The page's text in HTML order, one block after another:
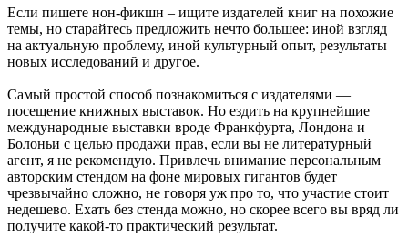
Если пишете нон-фикшн – ищите издателей книг на похожие
темы, но старайтесь предложить нечто большее: иной взгляд
на актуальную проблему, иной культурный опыт, результаты
новых исследований и другое.
Самый простой способ познакомиться с издателями —
посещение книжных выставок. Но ездить на крупнейшие
международные выставки вроде Франкфурта, Лондона и
Болоньи с целью продажи прав, если вы не литературный
агент, я не рекомендую. Привлечь внимание персональным
авторским стендом на фоне мировых гигантов будет
чрезвычайно сложно, не говоря уж про то, что участие стоит
недешево. Ехать без стенда можно, но скорее всего вы вряд ли
получите какой-то практический результат.